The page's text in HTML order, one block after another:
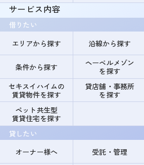
サービス内容
借りたい
エリアから探す
沿線から探す
条件から探す
ヘーベルメゾン
を探す
セキスイハイムの
賃貸物件を探す
貸店舗・事務所
を探す
ペット共生型
賃貸住宅を探す
貸したい
オーナー様へ
受託・管理